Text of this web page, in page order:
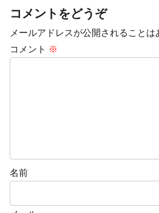
コメントをどうぞ
メールアドレスが公開されることは
コメント ※
名前